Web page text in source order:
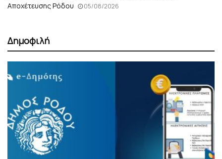
Αποχέτευσης Ρόδου
05/08/2026
Δημοφιλή